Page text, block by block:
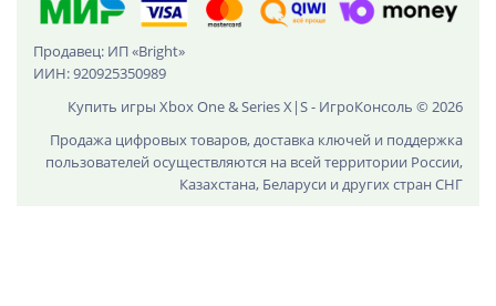
Продавец: ИП «Bright»
ИИН: 920925350989
Купить игры Xbox One & Series X|S - ИгроКонсоль © 2026
Продажа цифровых товаров, доставка ключей и поддержка
пользователей осуществляются на всей территории России,
Казахстана, Беларуси и других стран СНГ